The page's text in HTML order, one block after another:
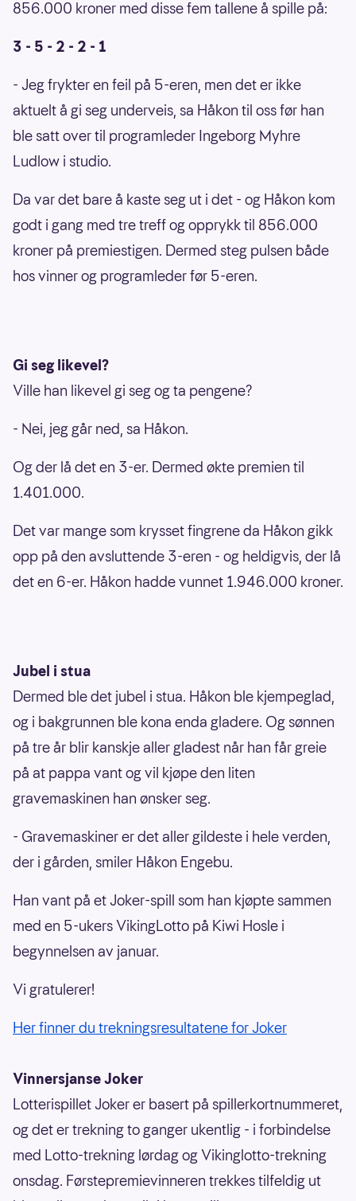
856.000 kroner med disse fem tallene å spille på:
3 - 5 - 2 - 2 - 1
- Jeg frykter en feil på 5-eren, men det er ikke
aktuelt å gi seg underveis, sa Håkon til oss før han
ble satt over til programleder Ingeborg Myhre
Ludlow i studio.
Da var det bare å kaste seg ut i det - og Håkon kom
godt i gang med tre treff og opprykk til 856.000
kroner på premiestigen. Dermed steg pulsen både
hos vinner og programleder før 5-eren.
Gi seg likevel?
Ville han likevel gi seg og ta pengene?
- Nei, jeg går ned, sa Håkon.
Og der lå det en 3-er. Dermed økte premien til
1.401.000.
Det var mange som krysset fingrene da Håkon gikk
opp på den avsluttende 3-eren - og heldigvis, der lå
det en 6-er. Håkon hadde vunnet 1.946.000 kroner.
Jubel i stua
Dermed ble det jubel i stua. Håkon ble kjempeglad,
og i bakgrunnen ble kona enda gladere. Og sønnen
på tre år blir kanskje aller gladest når han får greie
på at pappa vant og vil kjøpe den liten
gravemaskinen han ønsker seg.
- Gravemaskiner er det aller gildeste i hele verden,
der i gården, smiler Håkon Engebu.
Han vant på et Joker-spill som han kjøpte sammen
med en 5-ukers VikingLotto på Kiwi Hosle i
begynnelsen av januar.
Vi gratulerer!
Her finner du trekningsresultatene for Joker
Vinnersjanse Joker
Lotterispillet Joker er basert på spillerkortnummeret,
og det er trekning to ganger ukentlig - i forbindelse
med Lotto-trekning lørdag og Vikinglotto-trekning
onsdag. Førstepremievinneren trekkes tilfeldig ut